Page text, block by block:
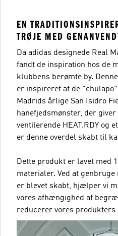
EN
TRØJE MED
Da adidas designede Real
fandt de inspiration hos de
klubbens berømte by.
er inspireret af de
Madrids årlige San Isidro
hanefjedsmønster, der
ventilerende HEAT.RDY og
er denne overdel skabt til
Dette produkt er lavet med
materialer. Ved at
er blevet skabt, hjælper vi
vores afhængighed af
reducerer vores produkters